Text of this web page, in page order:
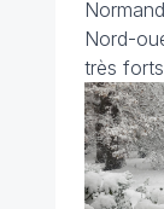
Nord-
très